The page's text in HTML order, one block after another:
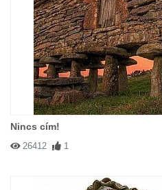
Nincs cím!
26412 1